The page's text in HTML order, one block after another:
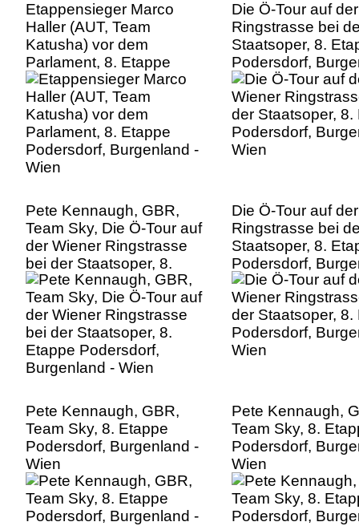
Etappensieger Marco
Haller (AUT, Team
Katusha) vor dem
Parlament, 8. Etappe
Podersdorf, Burgenland -
Wien
Die Ö-Tour auf
Ringstrasse bei
Staatsoper, 8.
Podersdorf,
Wien
Pete Kennaugh, GBR,
Team Sky, Die Ö-Tour auf
der Wiener Ringstrasse
bei der Staatsoper, 8.
Etappe Podersdorf,
Burgenland - Wien
Die Ö-Tour auf
Ringstrasse bei
Staatsoper, 8.
Podersdorf,
Wien
Pete Kennaugh, GBR,
Team Sky, 8. Etappe
Podersdorf, Burgenland -
Wien
Pete Kennaugh,
Team Sky, 8.
Podersdorf,
Wien